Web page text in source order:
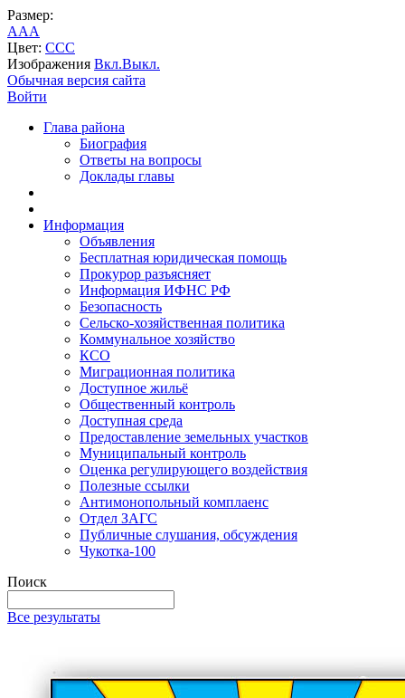
Размер:
AAA
Цвет: CCC
Изображения Вкл.Выкл.
Обычная версия сайта
Войти
Глава района
Биография
Ответы на вопросы
Доклады главы
Информация
Объявления
Бесплатная юридическая помощь
Прокурор разъясняет
Информация ИФНС РФ
Безопасность
Сельско-хозяйственная политика
Коммунальное хозяйство
КСО
Миграционная политика
Доступное жильё
Общественный контроль
Доступная среда
Предоставление земельных участков
Муниципальный контроль
Оценка регулирующего воздействия
Полезные ссылки
Антимонопольный комплаенс
Отдел ЗАГС
Публичные слушания, обсуждения
Чукотка-100
Поиск
Все результаты